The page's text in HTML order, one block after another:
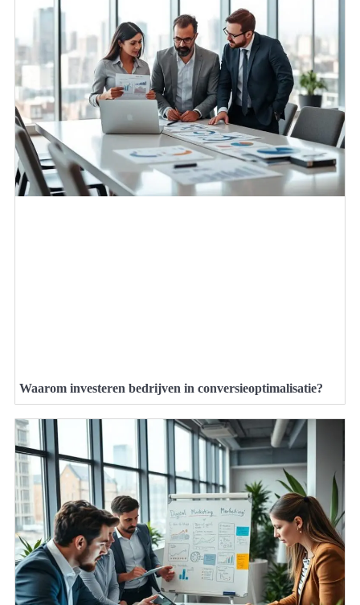
Waarom investeren bedrijven in conversieoptimalisatie?